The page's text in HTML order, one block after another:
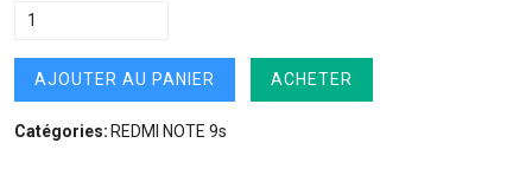
AJOUTER AU PANIER ACHETER
Catégories: REDMI NOTE 9s